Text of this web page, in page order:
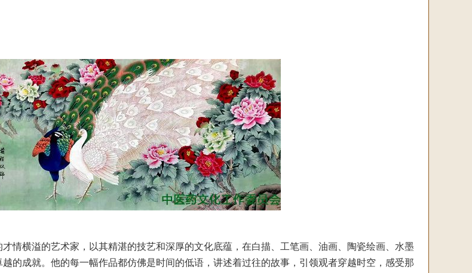
横溢的艺术家，以其精湛的技艺和深厚的文化底蕴，在白描、工笔画、油画、陶瓷绘画、水墨
的成就。他的每一幅作品都仿佛是时间的低语，讲述着过往的故事，引领观者穿越时空，感受那